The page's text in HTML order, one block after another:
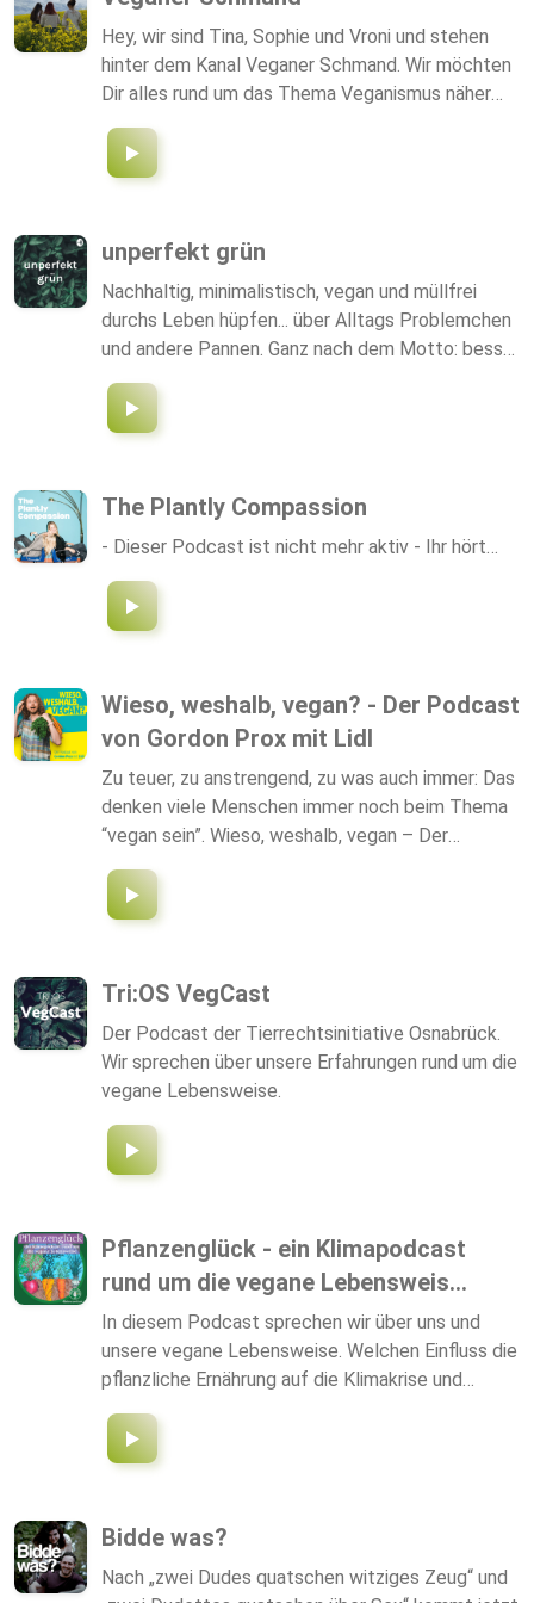
Hey, wir sind Tina, Sophie und Vroni und stehen
hinter dem Kanal Veganer Schmand. Wir möchten
Dir alles rund um das Thema Veganismus näher
bringen und unsere Gedanken dazu mit Dir teilen.
Zudem wollen wir verschiedene Thematiken
ansprechen, mit denen wir uns derzeit unabhängig
Dazu gehören unteranderem politische aber auch
gesellschaftliche Probleme, wie herrschende
Ungerechigkeiten und Ungleichheiten. Wir freuen
uns, wenn du diesen Prozess mit uns gehen
möchtest und mitgestaltest! :)
unperfekt grün
Nachhaltig, minimalistisch, vegan und müllfrei
durchs Leben hüpfen... über Alltags Problemchen
und andere Pannen. Ganz nach dem Motto: besser
unperfekt als unproduktiv.
The Plantly Compassion
- Dieser Podcast ist nicht mehr aktiv - Ihr hört…
Wieso, weshalb, vegan? - Der Podcast
von Gordon Prox mit Lidl
Zu teuer, zu anstrengend, zu was auch immer: Das
denken viele Menschen immer noch beim Thema
“vegan sein”. Wieso, weshalb, vegan – Der
Podcast von Gordon Prox mit Lidl macht Schluss
mit Klischees über pflanzliche Ernährung. Jeden
Freitag unterstützt und inspiriert euch Gordon mit
auszuprobieren und kulinarisch kreativ zu werden.
Egal ob Freitags-Veggie, Flexitarier:in oder Full-
Time Vegan - für jede Lebensweise liefern wir
zusammen mit spannenden Interviewgästen
Tipps für den Einstieg, Life-Hacks, neue
Lieblingsrezepte und Ernährungswissen. Abonniert
diesen Podcast jetzt, um keine Folge zu
verpassen! Und wenn ihr direkt Inspiration für eure
kochen.de/vegan vorbei.
Tri:OS VegCast
Der Podcast der Tierrechtsinitiative Osnabrück.
Wir sprechen über unsere Erfahrungen rund um die
vegane Lebensweise.
Pflanzenglück - ein Klimapodcast
rund um die vegane Lebensweis...
In diesem Podcast sprechen wir über uns und
unsere vegane Lebensweise. Welchen Einfluss die
pflanzliche Ernährung auf die Klimakrise und
unsere Gesundheit hat, erfährst Du in unserer
neuen Podcastserie: Pflanzenglück - ein
Klimapodcast rund um die vegane Lebensweise
Bidde was?
Nach „zwei Dudes quatschen witziges Zeug“ und